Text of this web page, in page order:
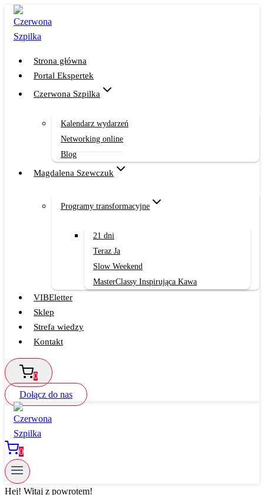
Przejdź
treści
Strona główna
Portal Ekspertek
Czerwona Szpilka
Kalendarz wydarzeń
Networking online
Blog
Magdalena Szewczuk
Programy transformacyjne
21 dni
Teraz Ja
Slow Weekend
MasterClassy Inspirująca Kawa
VIBEletter
Sklep
Strefa wiedzy
Kontakt
0
Dołącz do nas
0
Hej! Witaj z powrotem!